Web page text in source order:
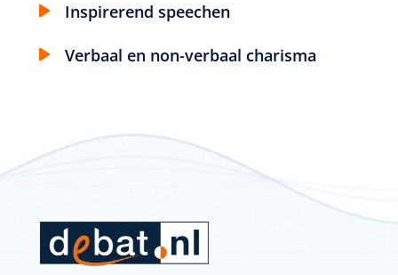
Inspirerend speechen
Verbaal en non-verbaal charisma